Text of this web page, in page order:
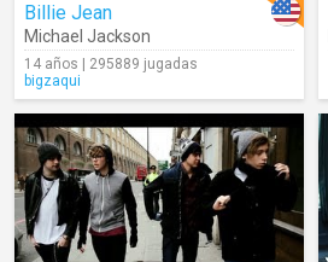
Billie Jean
Michael Jackson
14 años | 295889 jugadas
bigzaqui